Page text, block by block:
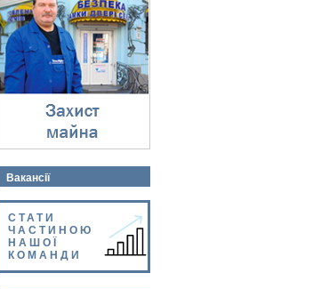
⇓
Вакансії
СТАТИ
ЧАСТИНОЮ
НАШОЇ
КОМАНДИ